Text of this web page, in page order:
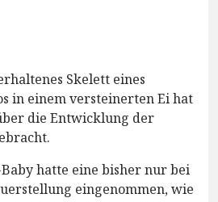
Skelett eines
in einem versteinerten Ei hat
die Entwicklung der
hatte eine bisher nur bei
eingenommen, wie